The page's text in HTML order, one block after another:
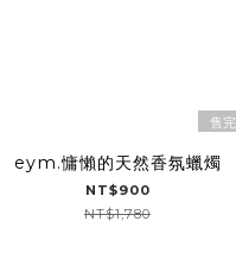
售完
eym.慵懶的天然香氛蠟燭
NT$900
NT$1,780